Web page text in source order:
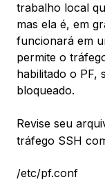
trabalho local
mas ela é, em
funcionará em
permite o
habilitado o PF,
bloqueado.
Revise seu
tráfego SSH
/etc/pf.conf